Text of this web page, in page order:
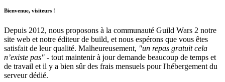
Bienvenue, visiteurs !
Depuis 2012, nous proposons à la communauté Guild Wars 2 notre
site web et notre éditeur de build, et nous espérons que vous êtes
satisfait de leur qualité. Malheureusement, "un repas gratuit cela
n’existe pas" - tout maintenir à jour demande beaucoup de temps et
de travail et il y a bien sûr des frais mensuels pour l'hébergement du
serveur dédié.